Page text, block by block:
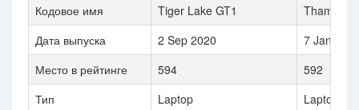
Кодовое имя
Tiger Lake GT1
Thames
Дата выпуска
2 Sep 2020
7 January
Место в рейтинге
594
592
Тип
Laptop Laptop